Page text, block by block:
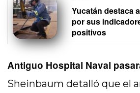
Yucatán destaca
por sus
positivos
Antiguo Hospital Naval
Sheinbaum detalló que el